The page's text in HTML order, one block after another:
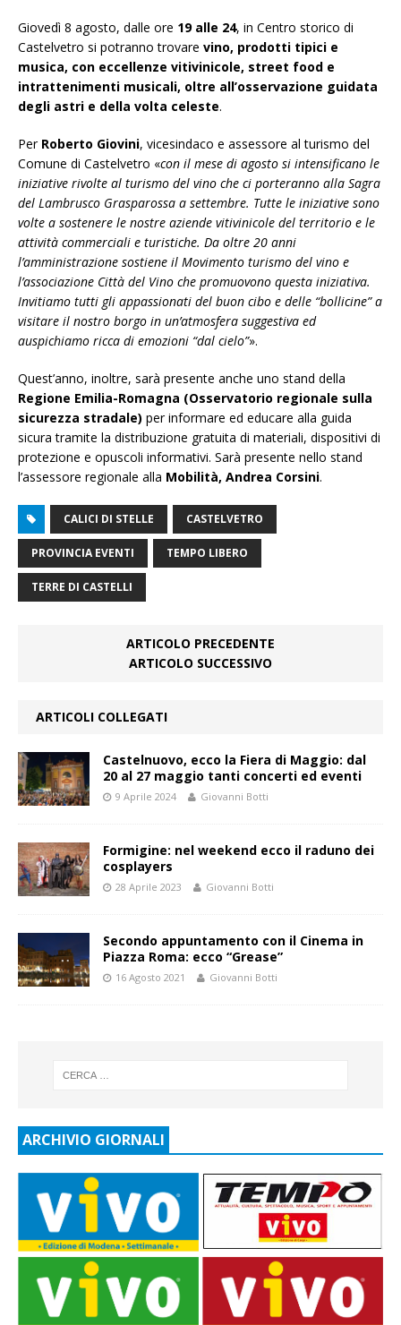
Giovedì 8 agosto, dalle ore 19 alle 24, in Centro storico di
Castelvetro si potranno trovare vino, prodotti tipici e
musica, con eccellenze vitivinicole, street food e
intrattenimenti musicali, oltre all’osservazione guidata
degli astri e della volta celeste.
Per Roberto Giovini, vicesindaco e assessore al turismo del
Comune di Castelvetro «con il mese di agosto si intensificano le
iniziative rivolte al turismo del vino che ci porteranno alla Sagra
del Lambrusco Grasparossa a settembre. Tutte le iniziative sono
volte a sostenere le nostre aziende vitivinicole del territorio e le
attività commerciali e turistiche. Da oltre 20 anni
l’amministrazione sostiene il Movimento turismo del vino e
l’associazione Città del Vino che promuovono questa iniziativa.
Invitiamo tutti gli appassionati del buon cibo e delle “bollicine” a
visitare il nostro borgo in un’atmosfera suggestiva ed
auspichiamo ricca di emozioni “dal cielo”».
Quest’anno, inoltre, sarà presente anche uno stand della
Regione Emilia-Romagna (Osservatorio regionale sulla
sicurezza stradale) per informare ed educare alla guida
sicura tramite la distribuzione gratuita di materiali, dispositivi di
protezione e opuscoli informativi. Sarà presente nello stand
l’assessore regionale alla Mobilità, Andrea Corsini.
CALICI DI STELLE CASTELVETRO
PROVINCIA EVENTI TEMPO LIBERO
TERRE DI CASTELLI
ARTICOLO PRECEDENTE
ARTICOLO SUCCESSIVO
ARTICOLI COLLEGATI
Castelnuovo, ecco la Fiera di Maggio: dal
20 al 27 maggio tanti concerti ed eventi
9 Aprile 2024 Giovanni Botti
Formigine: nel weekend ecco il raduno dei
cosplayers
28 Aprile 2023 Giovanni Botti
Secondo appuntamento con il Cinema in
Piazza Roma: ecco “Grease”
16 Agosto 2021 Giovanni Botti
ARCHIVIO GIORNALI